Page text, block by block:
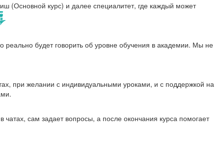
(Основной курс) и далее специалитет, где каждый может
будет говорить об уровне обучения в академии. Мы не
при желании с индивидуальными уроками, и с поддержкой на
сам задает вопросы, а после окончания курса помогает